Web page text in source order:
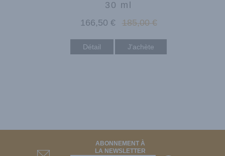
30 ml
166,50 € 185,00 €
Détail
ABONNEMENT À
LA NEWSLETTER